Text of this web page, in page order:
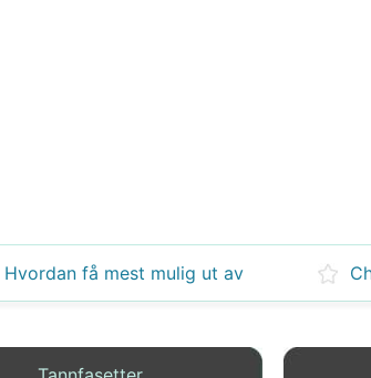
Hvordan få mest mulig ut av